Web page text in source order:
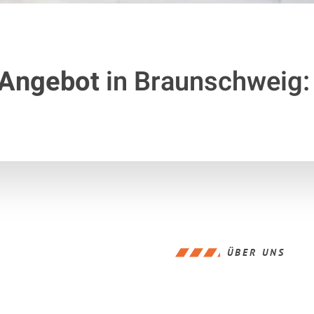
in Braunschweig:
ÜBER UNS